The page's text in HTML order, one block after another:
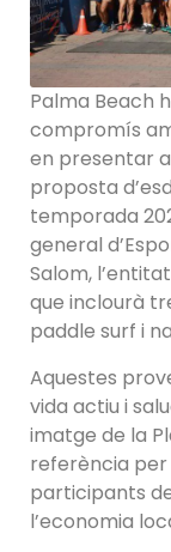
Palma Beach
compromís
en presentar
proposta
temporada
general
Salom,
que inclourà
paddle surf i
Aquestes
vida actiu i
imatge de la
referència
participants
l’economia